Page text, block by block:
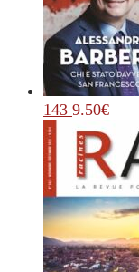
143 9.50€